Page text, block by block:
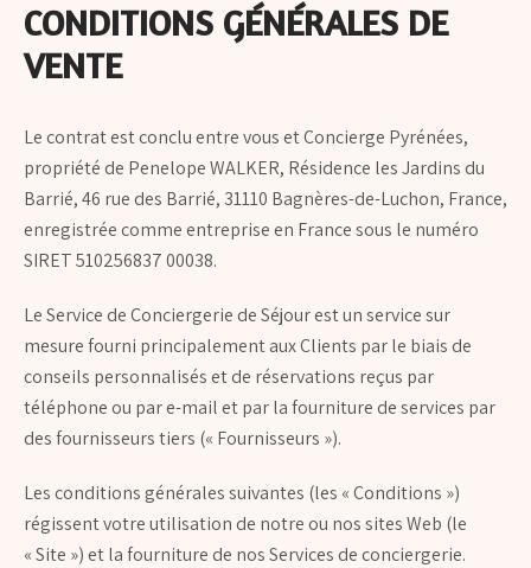
CONDITIONS GÉNÉRALES DE
VENTE
Le contrat est conclu entre vous et Concierge Pyrénées,
propriété de Penelope WALKER, Résidence les Jardins du
Barrié, 46 rue des Barrié, 31110 Bagnères-de-Luchon, France,
enregistrée comme entreprise en France sous le numéro
SIRET 510256837 00038.
Le Service de Conciergerie de Séjour est un service sur
mesure fourni principalement aux Clients par le biais de
conseils personnalisés et de réservations reçus par
téléphone ou par e-mail et par la fourniture de services par
des fournisseurs tiers (« Fournisseurs »).
Les conditions générales suivantes (les « Conditions »)
régissent votre utilisation de notre ou nos sites Web (le
« Site ») et la fourniture de nos Services de conciergerie.